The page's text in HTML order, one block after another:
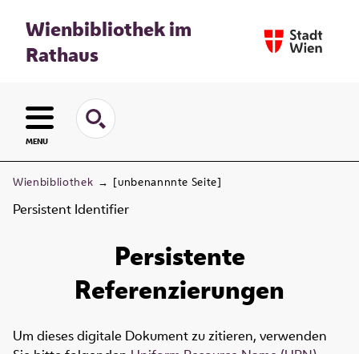
Wienbibliothek im
Rathaus
MENU
Wienbibliothek → [unbenannnte Seite]
Persistent Identifier
Persistente
Referenzierungen
Um dieses digitale Dokument zu zitieren, verwenden